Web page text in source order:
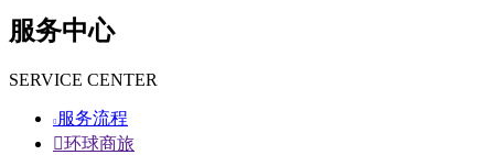
服务中心
SERVICE CENTER
 服务流程
环球商旅